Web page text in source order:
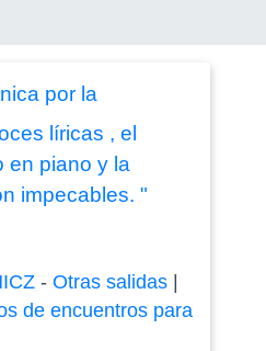
por la
líricas , el
en piano y la
impecables. "
- Otras salidas|
de encuentros para